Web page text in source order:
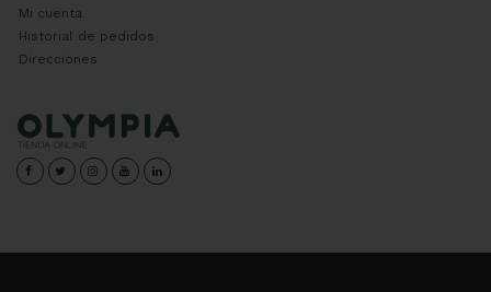
Mi cuenta
Historial de pedidos
Direcciones